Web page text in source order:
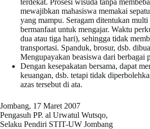
terdekat. Prosesi wisuda tanpa
mewajibkan mahasiswa memakai
yang mampu. Seragam ditentukan
bermanfaat untuk mengajar. Waktu
dua atau tiga hari), sehingga tidak
transportasi. Spanduk, brosur, dsb.
Mengupayakan beasiswa dari berbagai
Dengan kesepakatan bersama, dapat
keuangan, dsb. tetapi tidak
azas tersebut di ata.
Jombang, 17 Maret 2007
Pengasuh PP. al Urwatul Wutsqo,
Selaku Pendiri STIT-UW Jombang